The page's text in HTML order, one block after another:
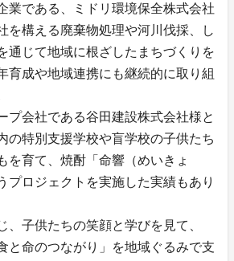
業である、ミドリ環境保全株式会社
を構える廃棄物処理や河川伐採、し
通じて地域に根ざしたまちづくりを
育成や地域連携にも継続的に取り組
プ会社である谷田建設株式会社様と
の特別支援学校や盲学校の子供たち
を育て、焼酎「命響（めいきょ
プロジェクトを実施した実績もあり
、子供たちの笑顔と学びを見て、
と命のつながり」を地域ぐるみで支